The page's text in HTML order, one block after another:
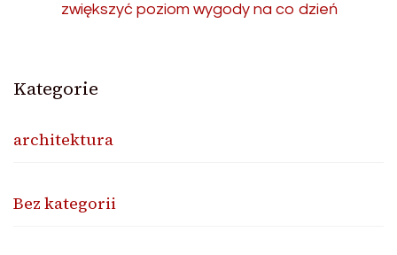
zwiększyć poziom wygody na co dzień
Kategorie
architektura
Bez kategorii